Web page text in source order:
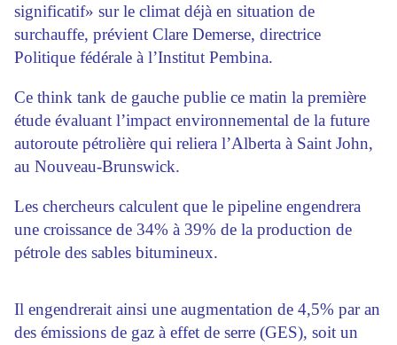
significatif» sur le climat déjà en situation de
surchauffe, prévient Clare Demerse, directrice
Politique fédérale à l’Institut Pembina.
Ce think tank de gauche publie ce matin la première
étude évaluant l’impact environnemental de la future
autoroute pétrolière qui reliera l’Alberta à Saint John,
au Nouveau-Brunswick.
Les chercheurs calculent que le pipeline engendrera
une croissance de 34% à 39% de la production de
pétrole des sables bitumineux.
Il engendrerait ainsi une augmentation de 4,5% par an
des émissions de gaz à effet de serre (GES), soit un